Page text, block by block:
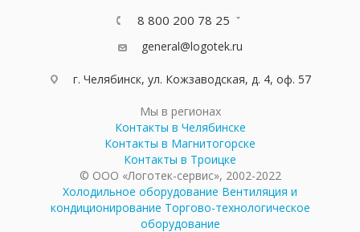
8 800 200 78 25
general@logotek.ru
г. Челябинск, ул. Кожзаводская, д. 4, оф. 57
Мы в регионах
Контакты в Челябинске
Контакты в Магнитогорске
Контакты в Троицке
© ООО «Логотек-сервис», 2002-2022
Холодильное оборудование Вентиляция и
кондиционирование Торгово-технологическое
оборудование